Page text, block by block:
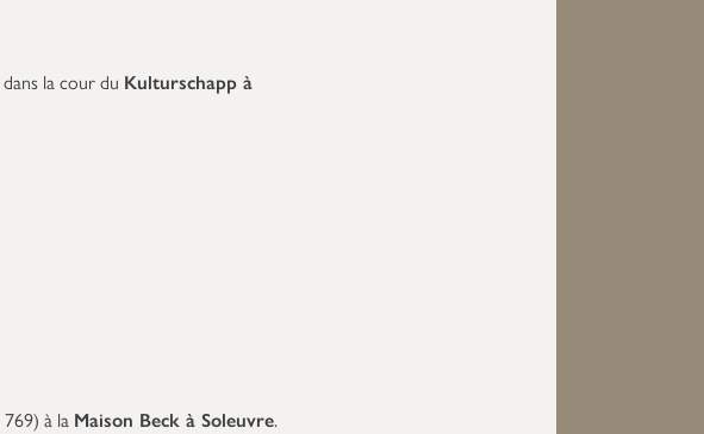
la cour du Kulturschapp à
à la Maison Beck à Soleuvre.